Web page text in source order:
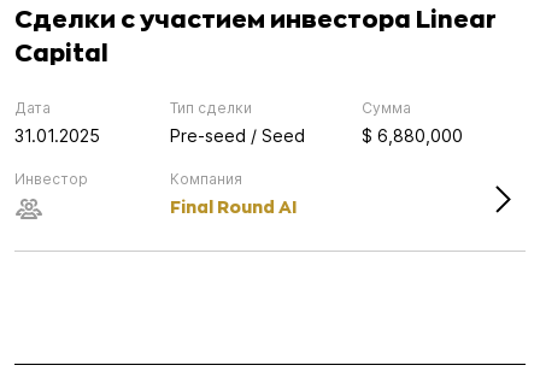
Сделки с участием инвестора Linear
Capital
Дата
31.01.2025
Компания
Final Round AI
Инвестор
Тип сделки
Pre-seed / Seed
Сумма
$ 6,880,000